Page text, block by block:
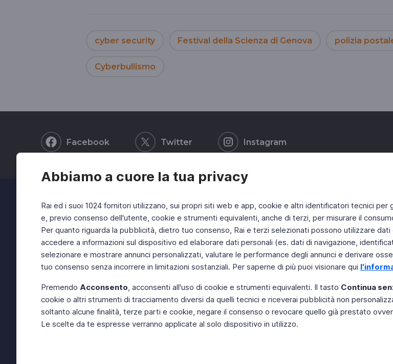
Abbiamo a cuore la tua privacy
Rai ed i suoi 1024 fornitori utilizzano, sui propri siti web e app, cookie e altri identificatori tecnici
e, previo consenso dell'utente, cookie e strumenti equivalenti, anche di terzi, per misurare il
Per quanto riguarda la pubblicità, dietro tuo consenso, Rai e terzi selezionati possono utilizzare
accedere a informazioni sul dispositivo ed elaborare dati personali (es. dati di navigazione,
selezionare e mostrare annunci personalizzati, valutare le performance degli annunci e derivare
tuo consenso senza incorrere in limitazioni sostanziali. Per saperne di più puoi visionare qui
Premendo Acconsento, acconsenti all'uso di cookie e strumenti equivalenti. Il tasto Continua
cookie o altri strumenti di tracciamento diversi da quelli tecnici e riceverai pubblicità non
soltanto alcune finalità, terze parti e cookie, negare il consenso o revocare quello già prestato
Le scelte da te espresse verranno applicate al solo dispositivo in utilizzo.
cyber security Festival della Scienza di Genova polizia
Cyberbullismo
Facebook Twitter Instagram